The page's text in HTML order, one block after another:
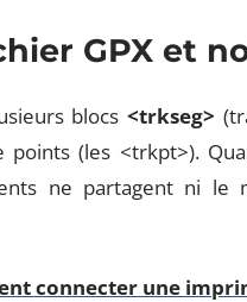
GPX et
blocs<trkseg>
(les <trkpt>).
ne partagent ni
connecter une